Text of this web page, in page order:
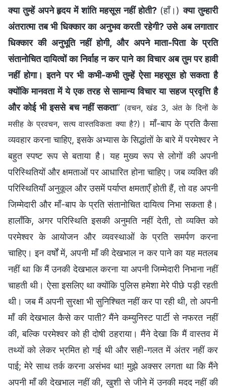
क्या तुम्हें अपने हृदय में शांति महसूस नहीं होती?(हाँ।)क्या तुम्हारी
अंतरात्मा तब भी धिक्कार का अनुभव करती रहेगी? उसे अब लगातार
धिक्कार की अनुभूति नहीं होगी, और अपने माता-पिता के प्रति
संतानोचित दायित्वों का निर्वाह न कर पाने का विचार अब तुम पर हावी
नहीं होगा। इतने पर भी कभी-कभी तुम्हें ऐसा महसूस हो सकता है
क्योंकि मानवता में ये एक तरह से सामान्य विचार या सहज प्रवृत्ति है
और कोई भी इससे बच नहीं सकता” (वचन, खंड 3, अंत के दिनों के
मसीह के प्रवचन, सत्य वास्तविकता क्या है?) । माँ-बाप के प्रति कैसा
व्यवहार करना चाहिए, इसके अभ्यास के सिद्धांतों के बारे में परमेश्वर ने
बहुत स्पष्ट रूप से बताया है। यह मुख्य रूप से लोगों की अपनी
परिस्थितियों और क्षमताओं पर आधारित होना चाहिए। जब व्यक्ति की
परिस्थितियाँ अनुकूल और उसमें पर्याप्त क्षमताएँ होती हैं, तो वह अपनी
जिम्मेदारी और माँ-बाप के प्रति संतानोचित दायित्व निभा सकता है।
हालाँकि, अगर परिस्थिति इसकी अनुमति नहीं देती, तो व्यक्ति को
परमेश्वर के आयोजन और व्यवस्थाओं के प्रति समर्पण करना
चाहिए। इन वर्षों में, अपनी माँ की देखभाल न कर पाने का यह मतलब
नहीं था कि मैं उनकी देखभाल करना या अपनी जिम्मेदारी निभाना नहीं
चाहती थी। ऐसा इसलिए था क्योंकि पुलिस हमेशा मेरे पीछे पड़ी रहती
थी। जब मैं अपनी सुरक्षा भी सुनिश्चित नहीं कर पा रही थी, तो अपनी
माँ की देखभाल कैसे कर पाती? मैंने कम्युनिस्ट पार्टी से नफरत नहीं
की, बल्कि परमेश्वर को ही दोषी ठहराया। मैंने देखा कि मैं वास्तव में
तथ्यों को लेकर भ्रमित हो गई थी और सही-गलत में अंतर नहीं कर
पाई; मेरे साथ तर्क करना असंभव था! मुझे अक्सर लगता था कि मैंने
अपनी माँ की देखभाल नहीं की, खुशी से जीने में उनकी मदद नहीं की